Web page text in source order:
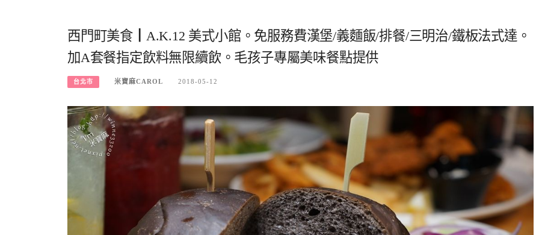
西門町美食┃A.K.12 美式小館。免服務費漢堡/義麵飯/排餐/三明治/鐵板法式達。
加A套餐指定飲料無限續飲。毛孩子專屬美味餐點提供
台北市 米寶麻CAROL 2018-05-12